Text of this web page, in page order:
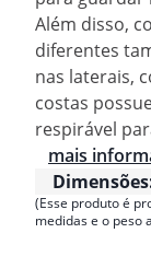
Além disso,
diferentes
nas laterais,
costas
respirável
mais
(Esse produto é
medidas e o peso